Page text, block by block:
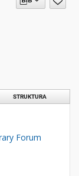
STRUKTURA
Forum